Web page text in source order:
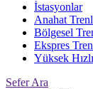
İstasyonlar
Anahat
Bölgesel
Ekspres
Yüksek
Sefer Ara